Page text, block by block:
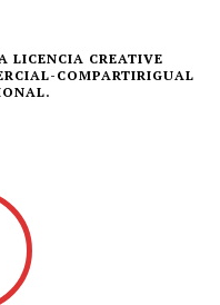
LICENCIA CREATIVE
COMPARTIRIGUAL